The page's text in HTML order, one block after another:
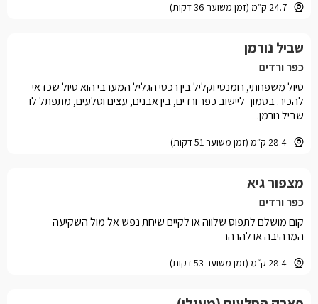
24.7 ק״מ (זמן משוער 36 דקות)
שביל נורמן
כפר ורדים
28.4 ק״מ (זמן משוער 51 דקות)
טיול משפחתי, רומנטי וקליל בין רכסי הגליל המערבי הוא טיול שכדאי
להכיר. בסמוך ליישוב כפר ורדים, בין אבנים, עצים וסלעים, מתפתל לו
שביל נורמן.
מצפור גיא
כפר ורדים
28.4 ק״מ (זמן משוער 53 דקות)
קום מושלם לתפוס שלווה או לקיים שיחת נפש אל מול השקיעה
המרהיבה או להרהר